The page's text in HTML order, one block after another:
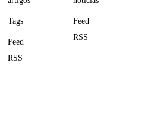
Tags
Feed
RSS
Feed
RSS